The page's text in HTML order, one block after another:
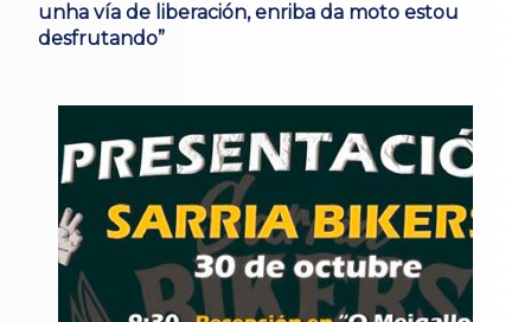
unha vía de liberación, enriba da moto estou
desfrutando”